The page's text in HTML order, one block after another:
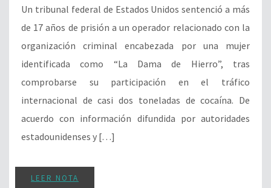
Un tribunal federal de Estados Unidos sentenció a más
de 17 años de prisión a un operador relacionado con la
organización criminal encabezada por una mujer
identificada como “La Dama de Hierro”, tras
comprobarse su participación en el tráfico
internacional de casi dos toneladas de cocaína. De
acuerdo con información difundida por autoridades
estadounidenses y […]
LEER NOTA